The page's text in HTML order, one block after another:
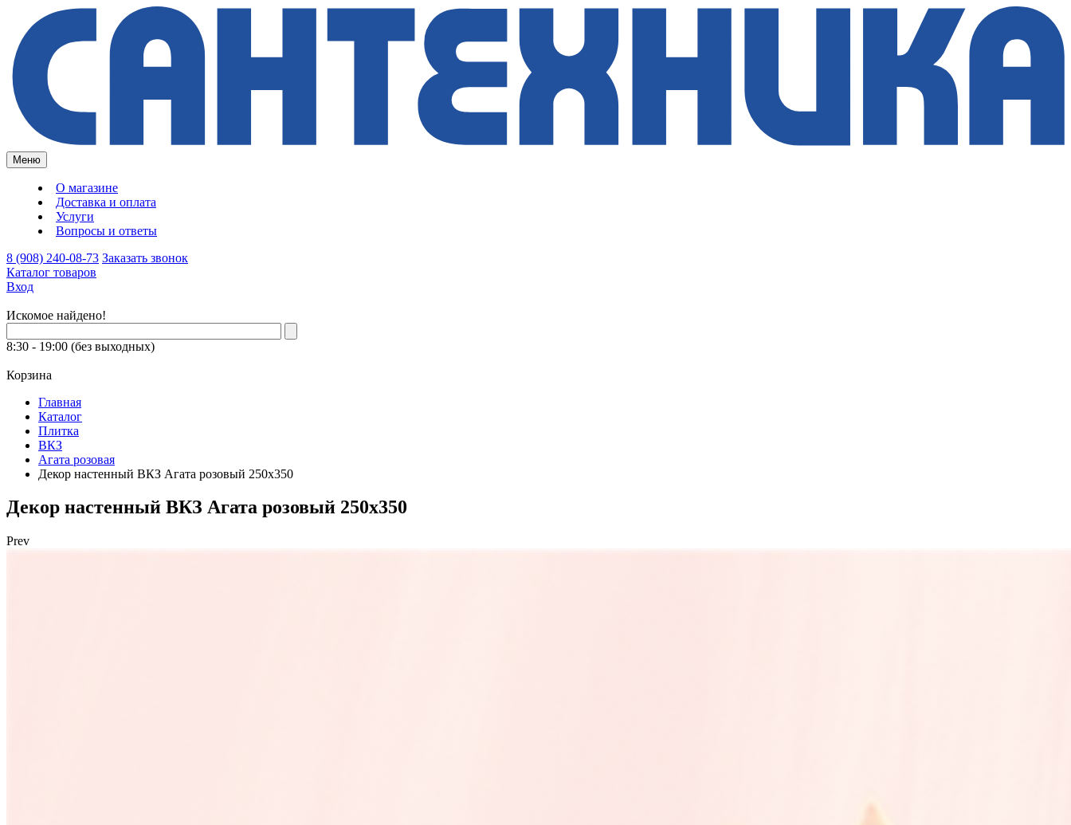
Меню
О магазине
Доставка и оплата
Услуги
Вопросы и ответы
8 (908) 240-08-73 Заказать звонок
Каталог товаров
Вход
Искомое найдено!
8:30 - 19:00 (без выходных)
Корзина
Главная
Каталог
Плитка
ВКЗ
Агата розовая
Декор настенный ВКЗ Агата розовый 250х350
Декор настенный ВКЗ Агата розовый 250х350
Prev